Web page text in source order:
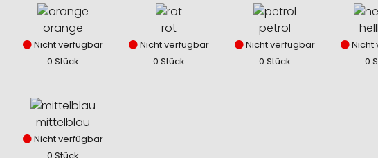
orange
Nicht verfügbar
0 Stück
rot
Nicht verfügbar
0 Stück
petrol
Nicht verfügbar
0 Stück
Nicht
0
mittelblau
Nicht verfügbar